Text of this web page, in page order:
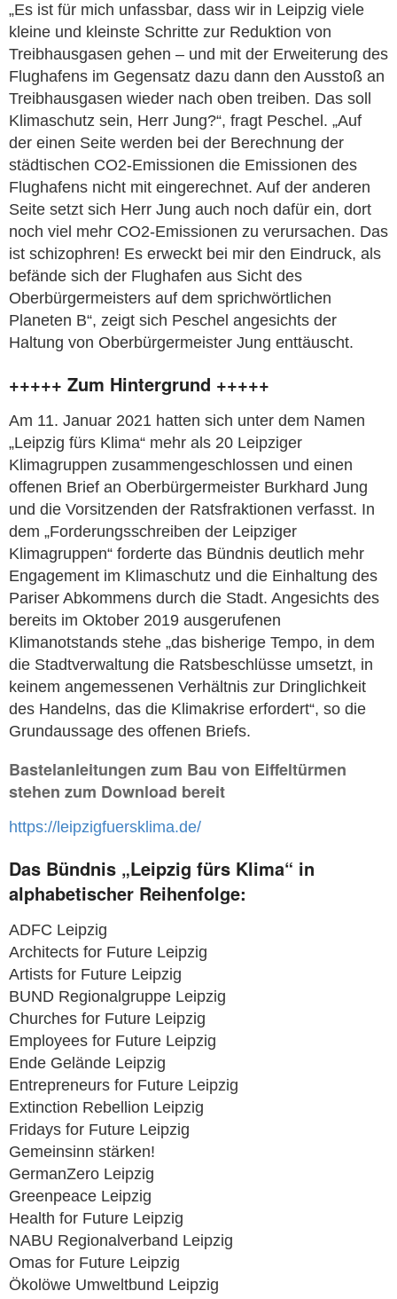
„Es ist für mich unfassbar, dass wir in Leipzig viele
kleine und kleinste Schritte zur Reduktion von
Treibhausgasen gehen – und mit der Erweiterung des
Flughafens im Gegensatz dazu dann den Ausstoß an
Treibhausgasen wieder nach oben treiben. Das soll
Klimaschutz sein, Herr Jung?“, fragt Peschel. „Auf
der einen Seite werden bei der Berechnung der
städtischen CO2-Emissionen die Emissionen des
Flughafens nicht mit eingerechnet. Auf der anderen
Seite setzt sich Herr Jung auch noch dafür ein, dort
noch viel mehr CO2-Emissionen zu verursachen. Das
ist schizophren! Es erweckt bei mir den Eindruck, als
befände sich der Flughafen aus Sicht des
Oberbürgermeisters auf dem sprichwörtlichen
Planeten B“, zeigt sich Peschel angesichts der
Haltung von Oberbürgermeister Jung enttäuscht.
+++++ Zum Hintergrund +++++
Am 11. Januar 2021 hatten sich unter dem Namen
„Leipzig fürs Klima“ mehr als 20 Leipziger
Klimagruppen zusammengeschlossen und einen
offenen Brief an Oberbürgermeister Burkhard Jung
und die Vorsitzenden der Ratsfraktionen verfasst. In
dem „Forderungsschreiben der Leipziger
Klimagruppen“ forderte das Bündnis deutlich mehr
Engagement im Klimaschutz und die Einhaltung des
Pariser Abkommens durch die Stadt. Angesichts des
bereits im Oktober 2019 ausgerufenen
Klimanotstands stehe „das bisherige Tempo, in dem
die Stadtverwaltung die Ratsbeschlüsse umsetzt, in
keinem angemessenen Verhältnis zur Dringlichkeit
des Handelns, das die Klimakrise erfordert“, so die
Grundaussage des offenen Briefs.
Bastelanleitungen zum Bau von Eiffeltürmen
stehen zum Download bereit
https://leipzigfuersklima.de/
Das Bündnis „Leipzig fürs Klima“ in
alphabetischer Reihenfolge:
ADFC Leipzig
Architects for Future Leipzig
Artists for Future Leipzig
BUND Regionalgruppe Leipzig
Churches for Future Leipzig
Employees for Future Leipzig
Ende Gelände Leipzig
Entrepreneurs for Future Leipzig
Extinction Rebellion Leipzig
Fridays for Future Leipzig
Gemeinsinn stärken!
GermanZero Leipzig
Greenpeace Leipzig
Health for Future Leipzig
NABU Regionalverband Leipzig
Omas for Future Leipzig
Ökolöwe Umweltbund Leipzig